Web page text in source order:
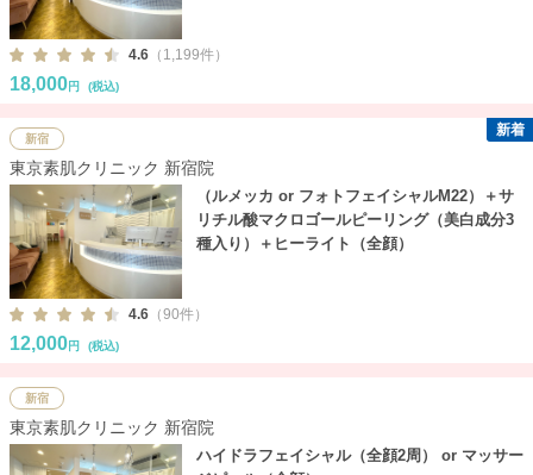
4.6 （1,199件）
18,000円 (税込)
新宿
新着
東京素肌クリニック 新宿院
（ルメッカ or フォトフェイシャルM22）＋サ
リチル酸マクロゴールピーリング（美白成分3
種入り）＋ヒーライト（全顔）
4.6 （90件）
12,000円 (税込)
新宿
東京素肌クリニック 新宿院
ハイドラフェイシャル（全顔2周） or マッサー